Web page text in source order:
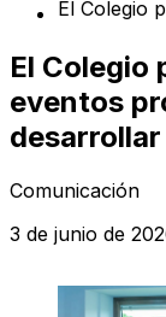
El Colegio
eventos
Comunicación
3 de junio de